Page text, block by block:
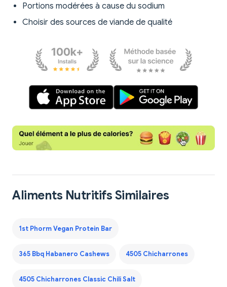
Portions modérées à cause du sodium
Choisir des sources de viande de qualité
Aliments Nutritifs Similaires
1st Phorm Vegan Protein Bar
365 Bbq Habanero Cashews 4505 Chicharrones
4505 Chicharrones Classic Chili Salt